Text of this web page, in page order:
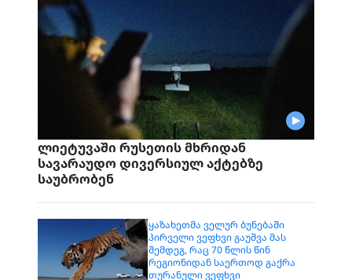
ლიეტუვაში რუსეთის მხრიდან
სავარაუდო დივერსიულ აქტებზე
საუბრობენ
ᲧᲐᲖᲐᲮᲔᲗᲛᲐ ᲕᲔᲚᲣᲠ ᲑᲣᲜᲔᲑᲐᲨᲘ
ᲞᲘᲠᲕᲔᲚᲘ ᲕᲔᲤᲮᲕᲘ ᲒᲐᲣᲨᲕᲐ ᲛᲐᲡ
ᲨᲔᲛᲓᲔᲒ, ᲠᲐᲪ 70 ᲬᲚᲘᲡ ᲬᲘᲜ
ᲠᲔᲒᲘᲝᲜᲘᲓᲐᲜ ᲡᲐᲔᲠᲗᲝᲓ ᲒᲐᲥᲠᲐ
ᲗᲣᲠᲐᲜᲣᲚᲘ ᲕᲔᲤᲮᲕᲘ